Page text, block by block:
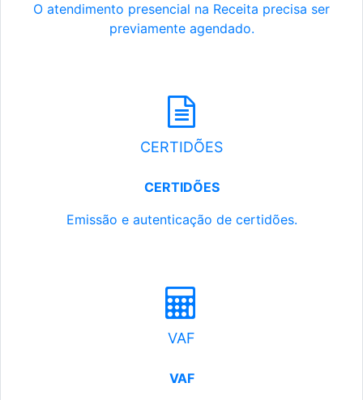
O atendimento presencial na Receita precisa ser
previamente agendado.
CERTIDÕES
CERTIDÕES
Emissão e autenticação de certidões.
VAF
VAF